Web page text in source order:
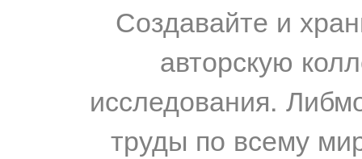
Создавайте и
авторскую
исследования.
труды по всему